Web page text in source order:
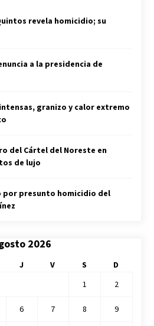
revela homicidio; su
a la presidencia de
granizo y calor extremo
del Cártel del Noreste en
de lujo
por presunto homicidio del
2026
J V S
D
1
2
6 7 8 9